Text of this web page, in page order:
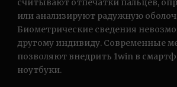
считывают отпечатки пальцев,
или анализируют радужную
Биометрические сведения
другому индивиду. Современные
позволяют внедрить 1win в
ноутбуки.